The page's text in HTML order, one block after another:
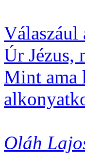
Válaszául
Úr Jézus,
Mint ama
Oláh